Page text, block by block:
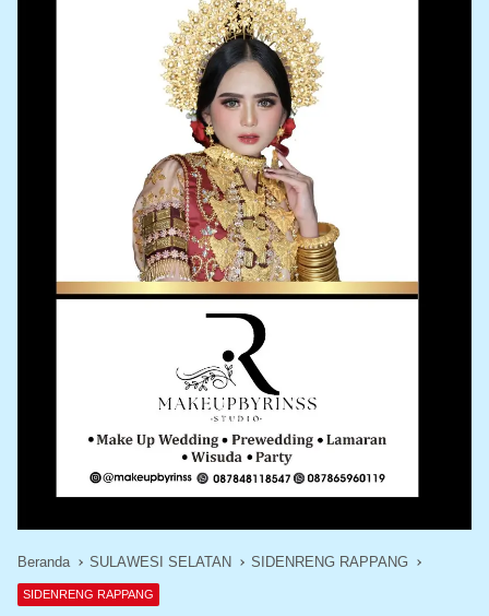
Beranda SULAWESI SELATAN SIDENRENG RAPPANG
SIDENRENG RAPPANG